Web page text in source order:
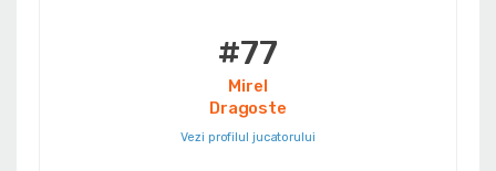
#77
Mirel
Dragoste
Vezi profilul jucatorului